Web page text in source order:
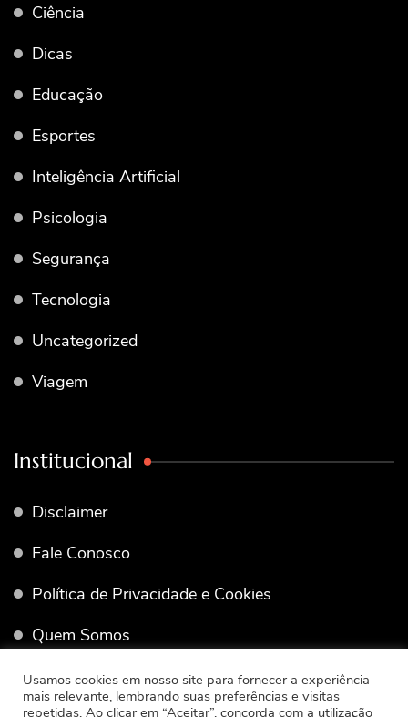
Ciência
Dicas
Educação
Esportes
Inteligência Artificial
Psicologia
Segurança
Tecnologia
Uncategorized
Viagem
Institucional
Disclaimer
Fale Conosco
Política de Privacidade e Cookies
Quem Somos
Termos de Uso
Usamos cookies em nosso site para fornecer a experiência
mais relevante, lembrando suas preferências e visitas
repetidas. Ao clicar em “Aceitar”, concorda com a utilização